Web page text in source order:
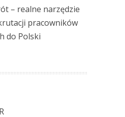
– realne narzędzie
pracowników
do Polski